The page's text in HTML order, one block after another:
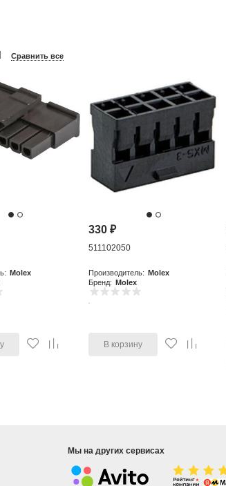
Сравнить все
Molex
330₽
511102050
Производитель:
Molex
Бренд:
Molex
В корзину
Мы на других сервисах